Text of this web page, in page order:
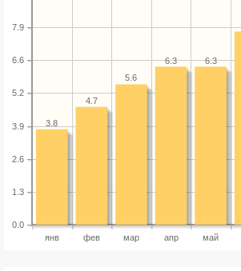
янв фев мар апр май
0.0
1.3
2.6
3.9
5.2
6.6
7.9
6.3
6.3
5.6
4.7
3.8